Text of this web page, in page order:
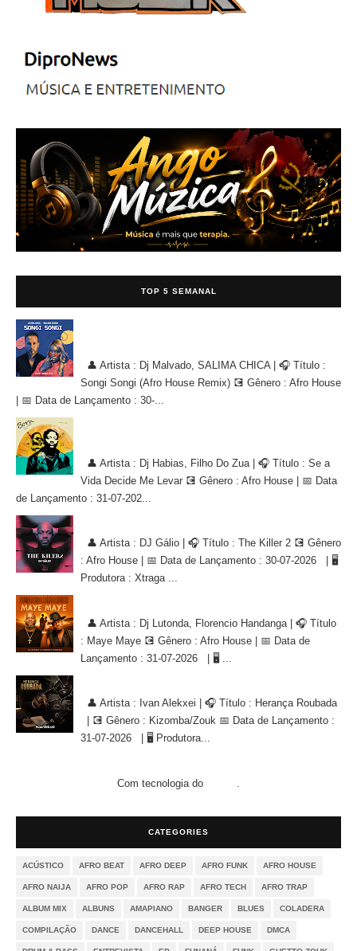
TOP 5 SEMANAL
👤 Artista : Dj Malvado, SALIMA CHICA | 🎧 Título :
Songi Songi (Afro House Remix) 💽 Gênero : Afro House
| 📅 Data de Lançamento : 30-...
👤 Artista : Dj Habias, Filho Do Zua | 🎧 Título : Se a
Vida Decide Me Levar 💽 Gênero : Afro House | 📅 Data
de Lançamento : 31-07-202...
👤 Artista : DJ Gálio | 🎧 Título : The Killer 2 💽 Gênero
: Afro House | 📅 Data de Lançamento : 30-07-2026 | 🖥
Produtora : Xtraga ...
👤 Artista : Dj Lutonda, Florencio Handanga | 🎧 Título
: Maye Maye 💽 Gênero : Afro House | 📅 Data de
Lançamento : 31-07-2026 | 🖥 ...
👤 Artista : Ivan Alekxei | 🎧 Título : Herança Roubada
| 💽 Gênero : Kizomba/Zouk 📅 Data de Lançamento :
31-07-2026 | 🖥 Produtora...
Com tecnologia do .
CATEGORIES
ACÚSTICO AFRO BEAT AFRO DEEP AFRO FUNK AFRO HOUSE
AFRO NAIJA AFRO POP AFRO RAP AFRO TECH AFRO TRAP
ALBUM MIX ALBUNS AMAPIANO BANGER BLUES COLADERA
COMPILAÇÃO DANCE DANCEHALL DEEP HOUSE DMCA